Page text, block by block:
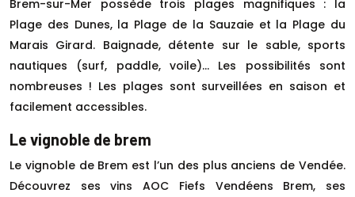
Brem-sur-Mer possède trois plages magnifiques : la
Plage des Dunes, la Plage de la Sauzaie et la Plage du
Marais Girard. Baignade, détente sur le sable, sports
nautiques (surf, paddle, voile)… Les possibilités sont
nombreuses ! Les plages sont surveillées en saison et
facilement accessibles.
Le vignoble de brem
Le vignoble de Brem est l’un des plus anciens de Vendée.
Découvrez ses vins AOC Fiefs Vendéens Brem, ses